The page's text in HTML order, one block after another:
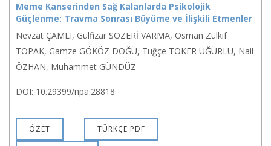
Meme Kanserinden Sağ Kalanlarda Psikolojik
Güçlenme: Travma Sonrası Büyüme ve İlişkili Etmenler
Nevzat ÇAMLI, Gülfizar SÖZERİ VARMA, Osman Zülkif
TOPAK, Gamze GÖKÖZ DOĞU, Tuğçe TOKER UĞURLU, Nail
ÖZHAN, Muhammet GÜNDÜZ
DOI: 10.29399/npa.28818
ÖZET TÜRKÇE PDF